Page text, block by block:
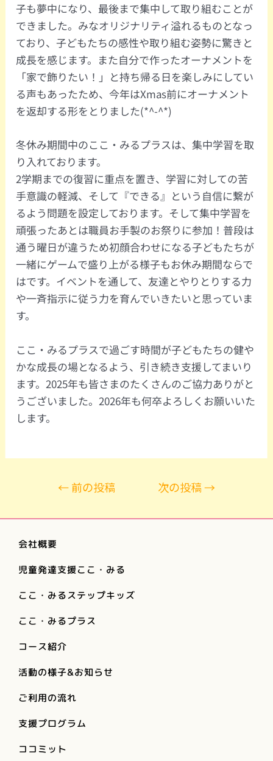
子も夢中になり、最後まで集中して取り組むことが
できました。みなオリジナリティ溢れるものとなっ
ており、子どもたちの感性や取り組む姿勢に驚きと
成長を感じます。また自分で作ったオーナメントを
「家で飾りたい！」と持ち帰る日を楽しみにしてい
る声もあったため、今年はXmas前にオーナメント
を返却する形をとりました(*^-^*)
冬休み期間中のここ・みるプラスは、集中学習を取
り入れております。
2学期までの復習に重点を置き、学習に対しての苦
手意識の軽減、そして『できる』という自信に繋が
るよう問題を設定しております。そして集中学習を
頑張ったあとは職員お手製のお祭りに参加！普段は
通う曜日が違うため初顔合わせになる子どもたちが
一緒にゲームで盛り上がる様子もお休み期間ならで
はです。イベントを通して、友達とやりとりする力
や一斉指示に従う力を育んでいきたいと思っていま
す。
ここ・みるプラスで過ごす時間が子どもたちの健や
かな成長の場となるよう、引き続き支援してまいり
ます。2025年も皆さまのたくさんのご協力ありがと
うございました。2026年も何卒よろしくお願いいた
します。
←前の投稿 次の投稿→
会社概要
児童発達支援ここ・みる
ここ・みるステップキッズ
ここ・みるプラス
コース紹介
活動の様子&お知らせ
ご利用の流れ
支援プログラム
ココミット